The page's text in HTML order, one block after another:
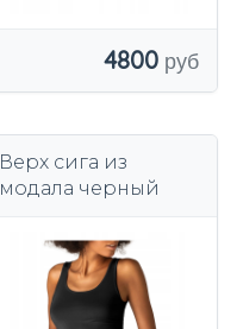
4800
Верх сига из
модала черный